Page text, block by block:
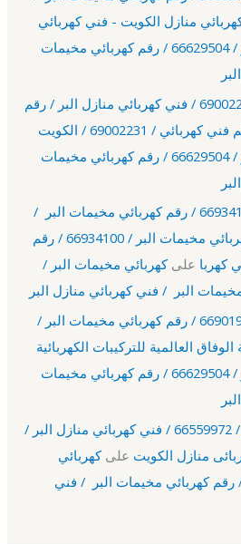
منازل الكويت - فني كهربائي
كهربائي مخيمات البر / 66629504 / رقم كهربائي مخيمات
كهربائي مخيمات البر / 69002231 / فني كهربائي منازل البر / رقم
/ 69002231 / الكويت
كهربائي مخيمات البر / 66629504 / رقم كهربائي مخيمات
كهربائي مخيمات البر / 66934100 / رقم كهربائي مخيمات البر /
فني كهربائي منازل البر كهربائي مخيمات البر / 66934100 / رقم
كهربا علىكهربائي مخيمات البر /
كهربائي مخيمات البر / 66901910 / رقم كهربائي مخيمات البر /
العالمية للتركيبات الكهربائية
كهربائي مخيمات البر / 66629504 / رقم كهربائي مخيمات
رقم كهربائي مخيمات البر / 66559972 / فني كهربائي منازل البر /
منازل الكويت علىكهربائي
البر / 66629504 / رقم كهربائي مخيمات البر / فني